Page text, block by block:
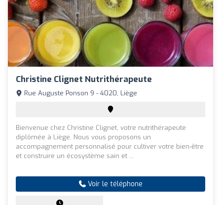
Christine Clignet Nutrithérapeute
Rue Auguste Ponson 9 - 4020, Liège
Bienvenue chez Christine Clignet, votre nutrithérapeute
diplômée à Liège. Nous vous proposons un
accompagnement personnalisé pour cultiver votre bien-être
et construire un écosystème sain et ...
Voir le téléphone